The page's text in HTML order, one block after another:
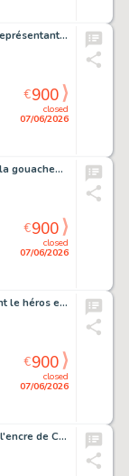
Illustration à la mine de plomb représentant un…
closed
07/06/2026
€900
gouache…
closed
07/06/2026
€900
Illustration au feutre représentant le héros en…
closed
07/06/2026
€900
Olivier Rameau, planche n°45 à l'encre de Chine…